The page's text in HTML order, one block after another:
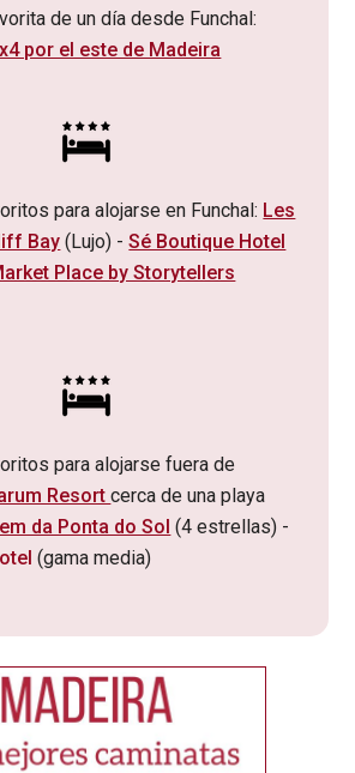
de un día desde Funchal:
por el este de Madeira
para alojarse en Funchal: Les
Bay (Lujo) -Sé Boutique Hotel
Place by Storytellers
para alojarse fuera de
Resortcerca de una playa
da Ponta do Sol (4 estrellas) -
(gama media)